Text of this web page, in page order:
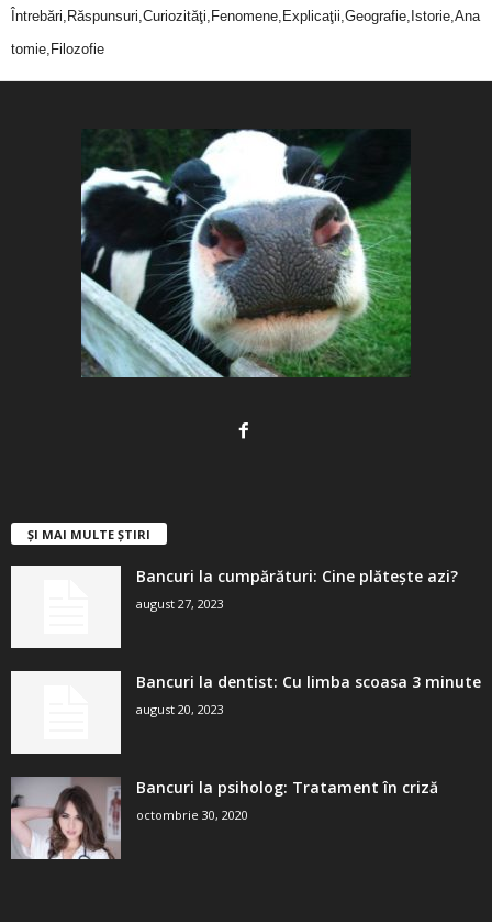
Întrebări,Răspunsuri,Curiozităţi,Fenomene,Explicaţii,Geografie,Istorie,Ana
tomie,Filozofie
ȘI MAI MULTE ȘTIRI
Bancuri la cumpărături: Cine plătește azi?
august 27, 2023
Bancuri la dentist: Cu limba scoasa 3 minute
august 20, 2023
Bancuri la psiholog: Tratament în criză
octombrie 30, 2020